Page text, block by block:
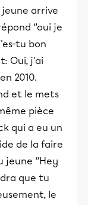
arrive
‘’oui je
tu bon
Oui, j'ai
2010.
et le mets
pièce
qui a eu un
de la faire
‘’Hey
que tu
le